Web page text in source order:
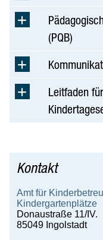
Telefon- &
Hilfekompass
Senioren
Soziales & Wohnen
Sport & Freizeit
Service
Karriere
Wirtschaft
Gäste
(PQB)
Leitfaden
Kontakt
Amt für
Kindergartenplätze
Donaustraße 11/IV.
85049 Ingolstadt